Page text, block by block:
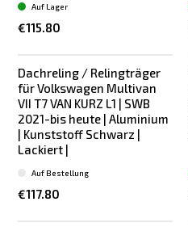
€115.80
Auf Lager
Dachreling / Relingträger
für Volkswagen Multivan
VII T7 VAN KURZ L1 | SWB
2021-bis heute | Aluminium
| Kunststoff Schwarz |
Lackiert |
€117.80
Auf Bestellung